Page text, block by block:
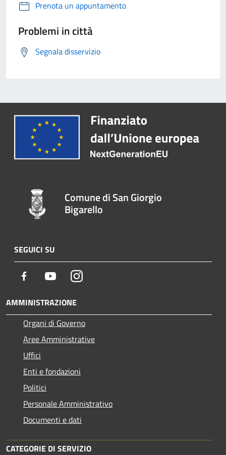
Prenota un appuntamento
Problemi in città
Segnala disservizio
Comune di San Giorgio
Bigarello
SEGUICI SU
Facebook YoutubeInstagram
AMMINISTRAZIONE
Organi di Governo
Aree Amministrative
Uffici
Enti e fondazioni
Politici
Personale Amministrativo
Documenti e dati
CATEGORIE DI SERVIZIO